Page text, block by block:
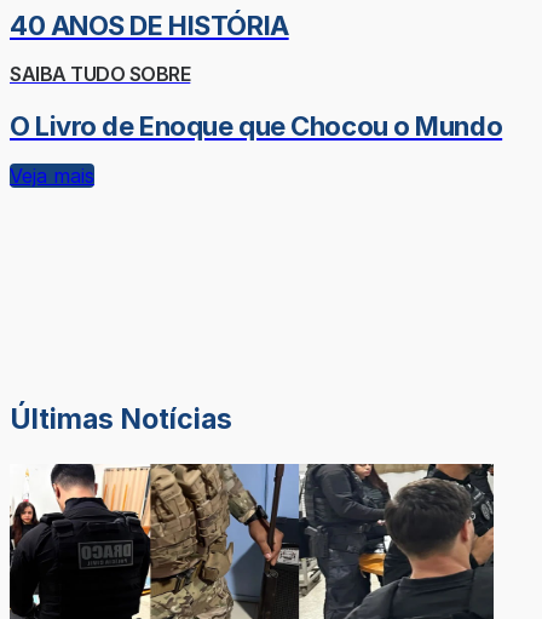
40 ANOS DE HISTÓRIA
SAIBA TUDO SOBRE
O Livro de Enoque que Chocou o Mundo
Veja mais
Últimas Notícias